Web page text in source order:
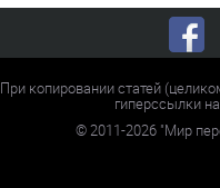
При копировании статей
гиперссылки
©2011-2026 "Мир